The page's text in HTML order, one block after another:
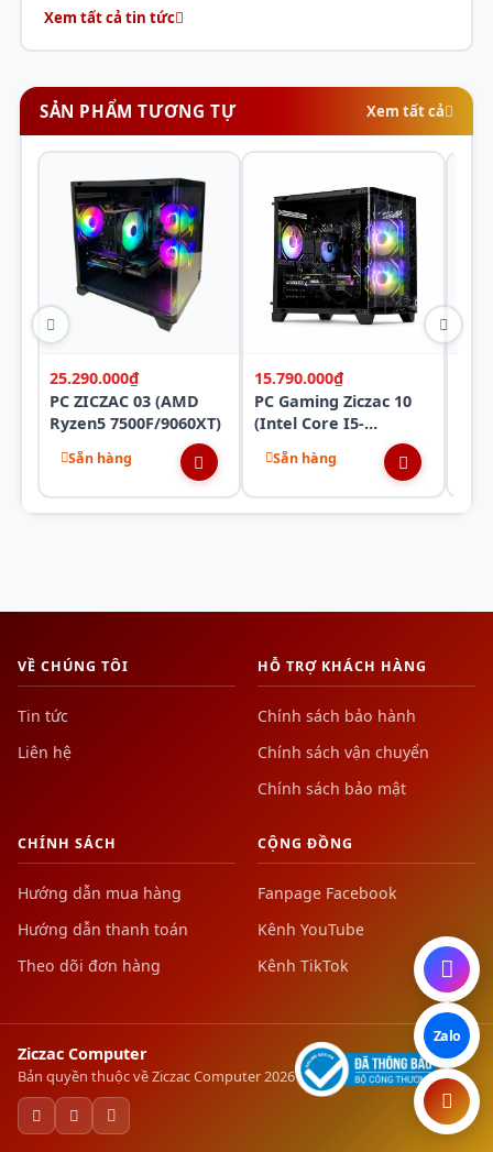
Xem tất cả tin tức
SẢN PHẨM TƯƠNG TỰ Xem tất cả
25.290.000₫
PC ZICZAC 03 (AMD
Ryzen5 7500F/9060XT)
Sẵn hàng
15.790.000₫
PC Gaming Ziczac 10
(Intel Core I5-
12400F/VGA RTX 3050)
Sẵn hàng
VỀ CHÚNG TÔI
Tin tức
Liên hệ
HỖ TRỢ KHÁCH HÀNG
Chính sách bảo hành
Chính sách vận chuyển
Chính sách bảo mật
CHÍNH SÁCH
Hướng dẫn mua hàng
Hướng dẫn thanh toán
Theo dõi đơn hàng
CỘNG ĐỒNG
Fanpage Facebook
Kênh YouTube
Kênh TikTok
Ziczac Computer
Bản quyền thuộc về Ziczac Computer 2026
Zalo